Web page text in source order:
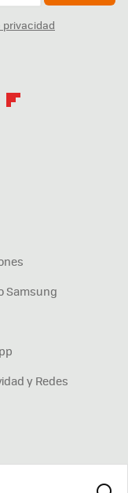
privacidad
Samsung
y Redes